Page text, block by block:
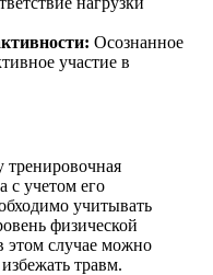
Осознанное
участие в
с учетом его
учитывать
физической
этом случае можно
травм.